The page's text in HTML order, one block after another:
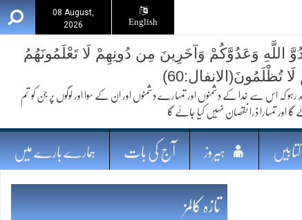
08 August,
2026
English
وَعَدُوَّكُمْ وَآخَرِينَ مِن دُونِهِمْ لَا تَعْلَمُونَهُمُ
سے خدا کے دشمنوں اور تمہارے دشمنوں اور ان کے سوا اور لوگوں پر جن کو تم
اور تمہارا ذرا نقصان نہیں کیا جائے گا
کتابیں ہیروز آج کی بات ہمارے بارے میں
تازہ کالمز